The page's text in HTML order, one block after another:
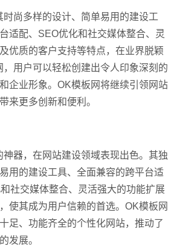
时尚多样的设计、简单易用的建设工
适配、SEO优化和社交媒体整合、灵
优质的客户支持等特点，在业界脱颖
，用户可以轻松创建出令人印象深刻的
企业形象。OK模板网将继续引领网站
来更多创新和便利。
器，在网站建设领域表现出色。其独
用的建设工具、全面兼容的跨平台适
社交媒体整合、灵活强大的功能扩展
使其成为用户信赖的首选。OK模板网
足、功能齐全的个性化网站，推动了
发展。